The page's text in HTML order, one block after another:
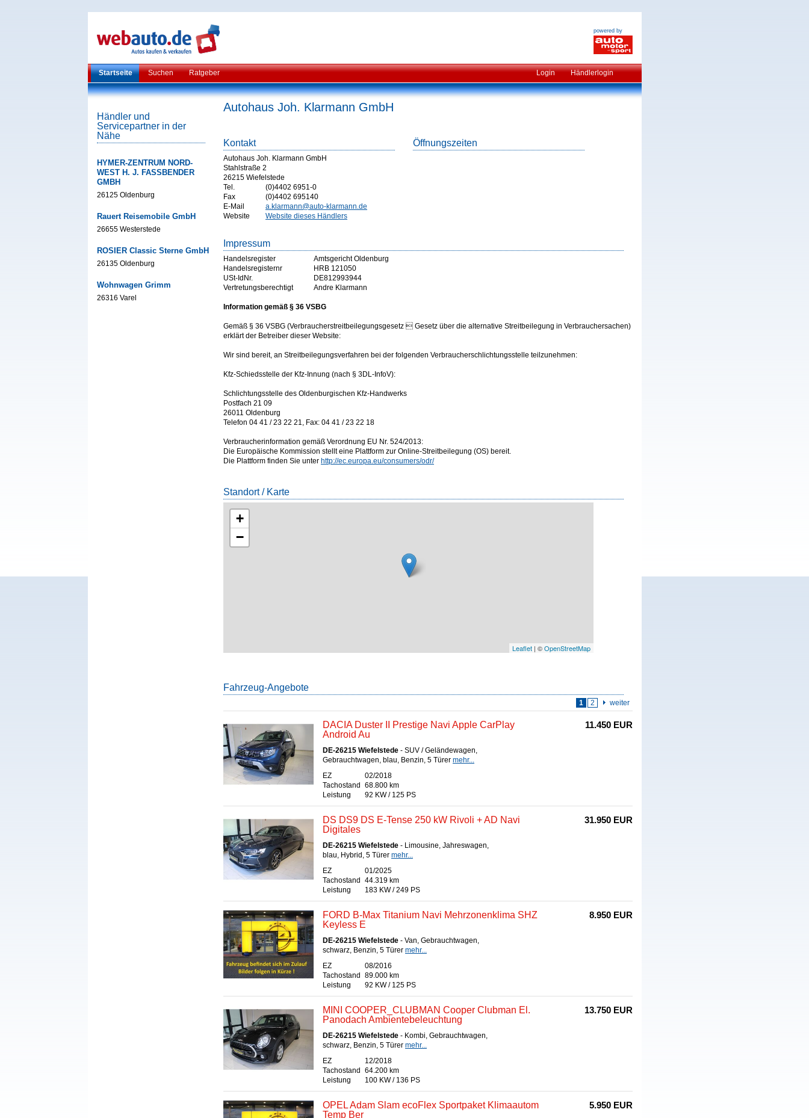
powered by
Startseite Suchen Ratgeber Login Händlerlogin
Händler und
Servicepartner in der
Nähe
HYMER-ZENTRUM NORD-
WEST H. J. FASSBENDER
GMBH
26125 Oldenburg
Rauert Reisemobile GmbH
26655 Westerstede
ROSIER Classic Sterne GmbH
26135 Oldenburg
Wohnwagen Grimm
26316 Varel
Autohaus Joh. Klarmann GmbH
Kontakt
Autohaus Joh. Klarmann GmbH
Stahlstraße 2
26215 Wiefelstede
Tel.
(0)4402 6951-0
Fax
(0)4402 695140
E-Mail
a.klarmann@auto-klarmann.de
Website
Website dieses Händlers
Öffnungszeiten
Impressum
Handelsregister
Amtsgericht Oldenburg
Handelsregisternr
HRB 121050
USt-IdNr.
DE812993944
Vertretungsberechtigt
Andre Klarmann
Information gemäß § 36 VSBG
Gemäß § 36 VSBG (Verbraucherstreitbeilegungsgesetz  Gesetz über die alternative Streitbeilegung in Verbrauchersachen)
erklärt der Betreiber dieser Website:
Wir sind bereit, an Streitbeilegungsverfahren bei der folgenden Verbraucherschlichtungsstelle teilzunehmen:
Kfz-Schiedsstelle der Kfz-Innung (nach § 3DL-InfoV):
Schlichtungsstelle des Oldenburgischen Kfz-Handwerks
Postfach 21 09
26011 Oldenburg
Telefon 04 41 / 23 22 21, Fax: 04 41 / 23 22 18
Verbraucherinformation gemäß Verordnung EU Nr. 524/2013:
Die Europäische Kommission stellt eine Plattform zur Online-Streitbeilegung (OS) bereit.
Die Plattform finden Sie unter http://ec.europa.eu/consumers/odr/
Standort / Karte
+
−
Leaflet | ©OpenStreetMap
Fahrzeug-Angebote
1 2 weiter
11.450 EUR
DACIA Duster II Prestige Navi Apple CarPlay
Android Au
DE-26215 Wiefelstede - SUV / Geländewagen,
Gebrauchtwagen, blau, Benzin, 5 Türer mehr...
EZ
02/2018
Tachostand
68.800 km
Leistung
92 KW / 125 PS
31.950 EUR
DS DS9 DS E-Tense 250 kW Rivoli + AD Navi
Digitales
DE-26215 Wiefelstede - Limousine, Jahreswagen,
blau, Hybrid, 5 Türer mehr...
EZ
01/2025
Tachostand
44.319 km
Leistung
183 KW / 249 PS
8.950 EUR
FORD B-Max Titanium Navi Mehrzonenklima SHZ
Keyless E
DE-26215 Wiefelstede - Van, Gebrauchtwagen,
schwarz, Benzin, 5 Türer mehr...
EZ
08/2016
Tachostand
89.000 km
Leistung
92 KW / 125 PS
13.750 EUR
MINI COOPER_CLUBMAN Cooper Clubman El.
Panodach Ambientebeleuchtung
DE-26215 Wiefelstede - Kombi, Gebrauchtwagen,
schwarz, Benzin, 5 Türer mehr...
EZ
12/2018
Tachostand
64.200 km
Leistung
100 KW / 136 PS
5.950 EUR
OPEL Adam Slam ecoFlex Sportpaket Klimaautom
Temp Ber